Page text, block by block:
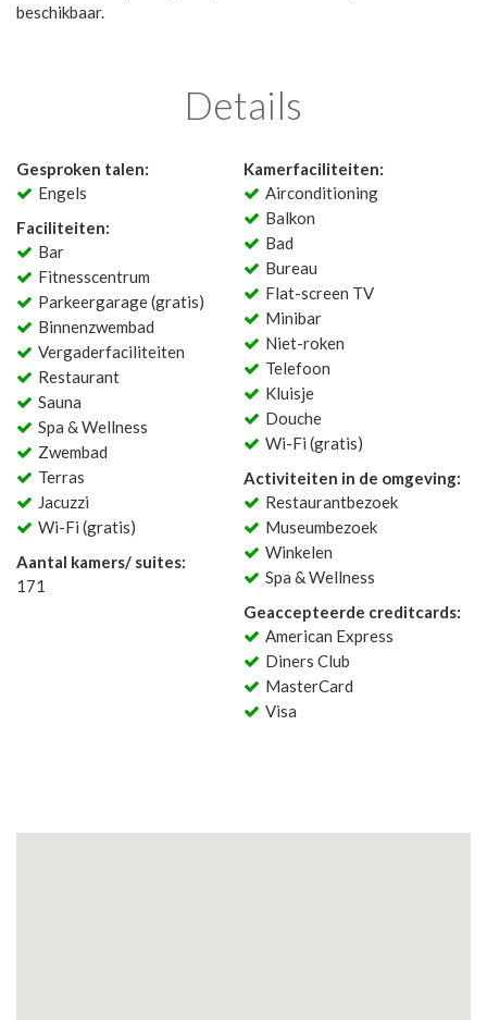
beschikbaar.
Details
Gesproken talen:
Engels
Faciliteiten:
Bar
Fitnesscentrum
Parkeergarage (gratis)
Binnenzwembad
Vergaderfaciliteiten
Restaurant
Sauna
Spa & Wellness
Zwembad
Terras
Jacuzzi
Wi-Fi (gratis)
Aantal kamers/ suites:
171
Kamerfaciliteiten:
Airconditioning
Balkon
Bad
Bureau
Flat-screen TV
Minibar
Niet-roken
Telefoon
Kluisje
Douche
Wi-Fi (gratis)
Activiteiten in de omgeving:
Restaurantbezoek
Museumbezoek
Winkelen
Spa & Wellness
Geaccepteerde creditcards:
American Express
Diners Club
MasterCard
Visa